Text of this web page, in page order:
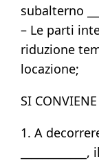
subalterno
– Le parti
riduzione
locazione;
SI
1. A